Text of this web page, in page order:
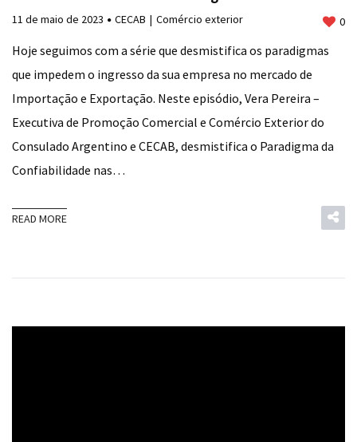
11 de maio de 2023 CECAB Comércio exterior 0
Hoje seguimos com a série que desmistifica os paradigmas
que impedem o ingresso da sua empresa no mercado de
Importação e Exportação. Neste episódio, Vera Pereira –
Executiva de Promoção Comercial e Comércio Exterior do
Consulado Argentino e CECAB, desmistifica o Paradigma da
Confiabilidade nas…
READ MORE